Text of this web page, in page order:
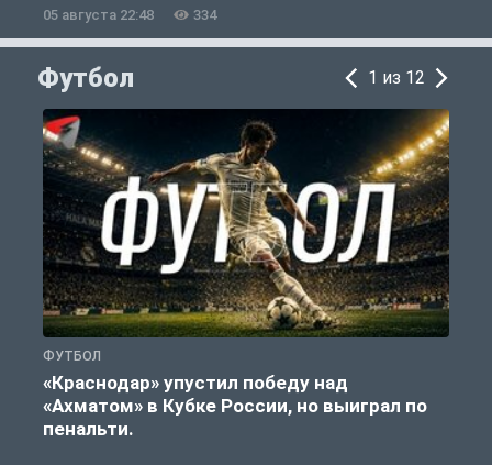
05 августа 22:48 334
Футбол 1 из 12
ФУТБОЛ
«Краснодар» упустил победу над
«Ахматом» в Кубке России, но выиграл по
пенальти.